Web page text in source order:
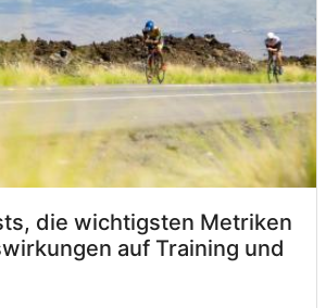
die wichtigsten Metriken
auf Training und